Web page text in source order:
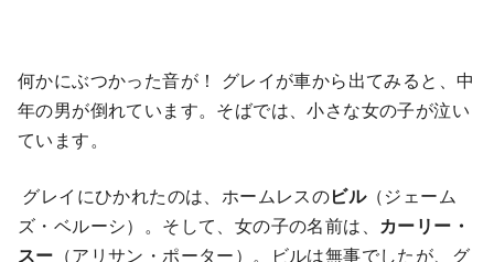
何かにぶつかった音が！ グレイが車から出てみると、中
年の男が倒れています。そばでは、小さな女の子が泣い
ています。
グレイにひかれたのは、ホームレスのビル（ジェーム
ズ・ベルーシ）。そして、女の子の名前は、 カーリー・
スー （アリサン・ポーター）。ビルは無事でしたが、グ